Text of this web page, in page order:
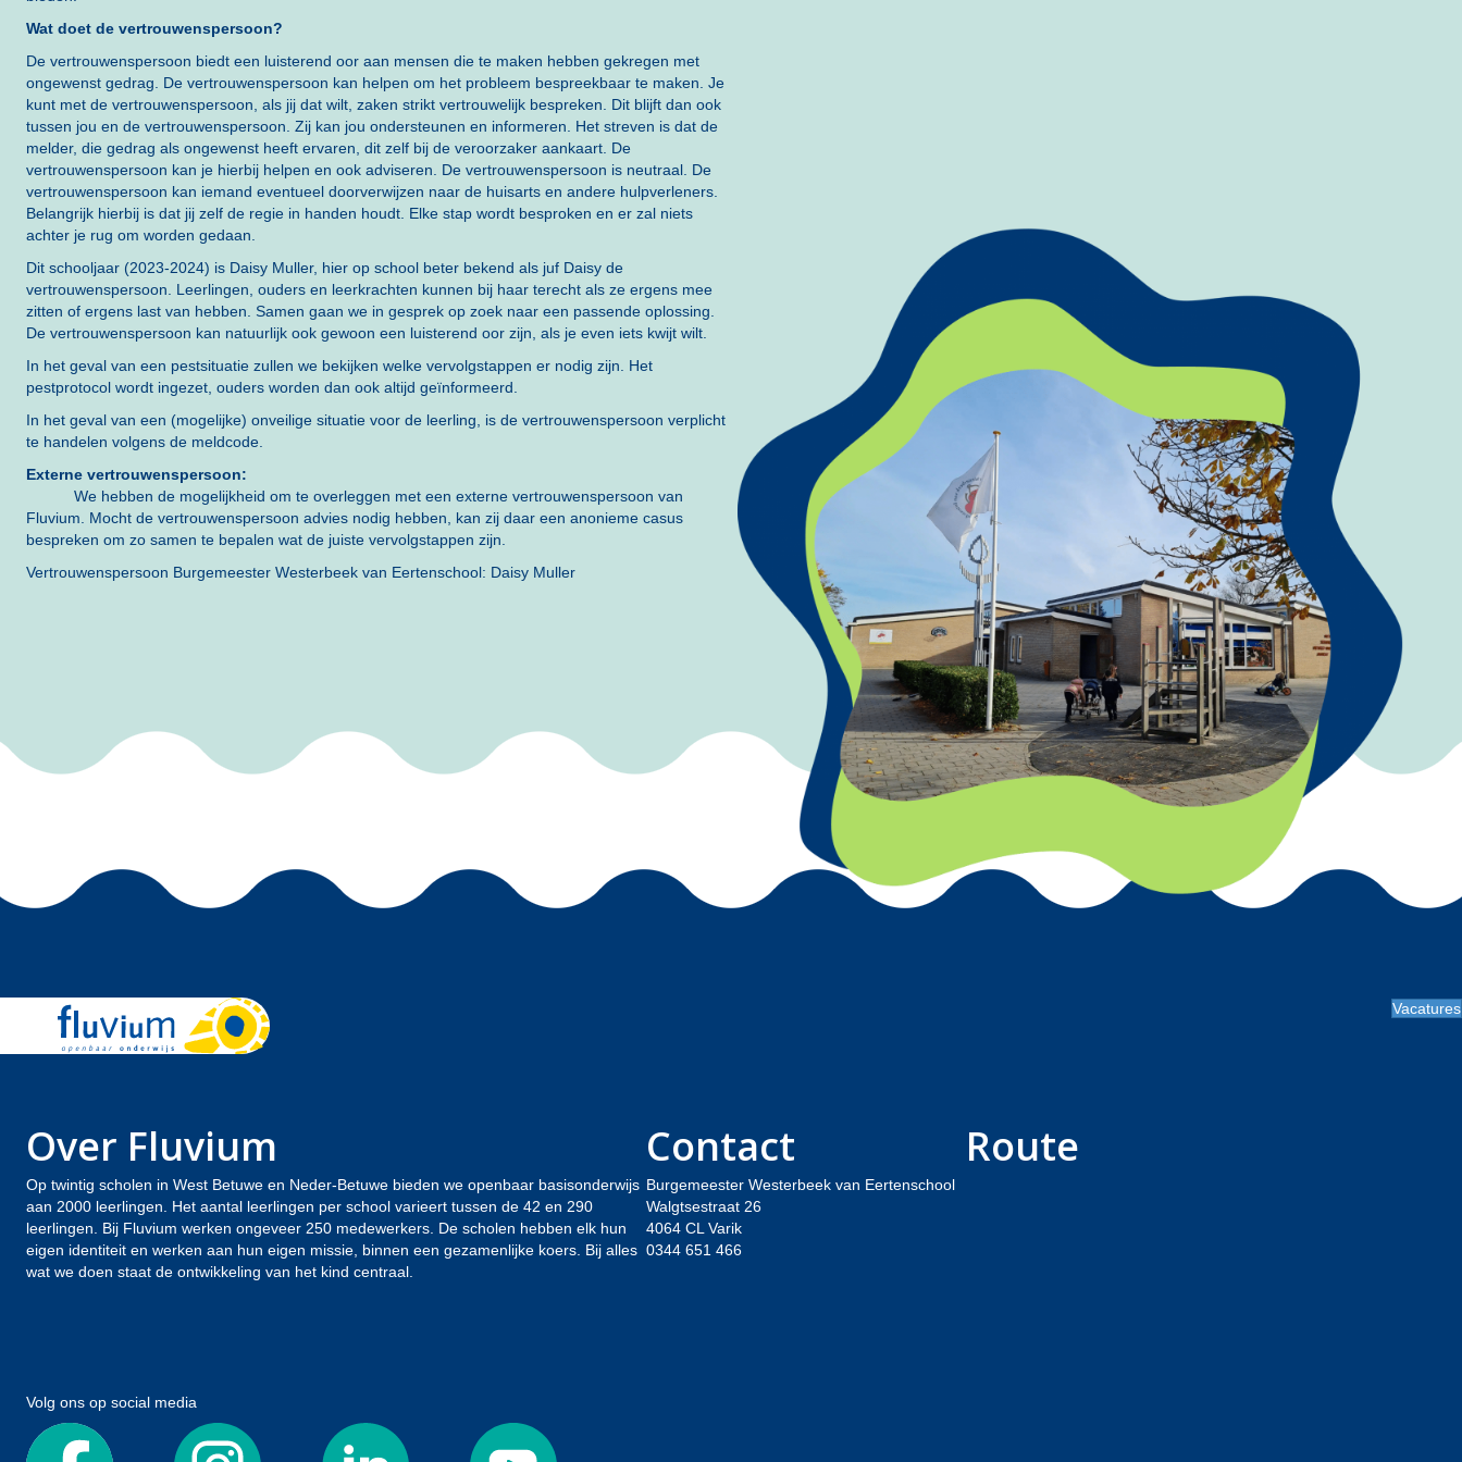
Wat doet de vertrouwenspersoon?
De vertrouwenspersoon biedt een luisterend oor aan mensen die te maken hebben gekregen met
ongewenst gedrag. De vertrouwenspersoon kan helpen om het probleem bespreekbaar te maken. Je
kunt met de vertrouwenspersoon, als jij dat wilt, zaken strikt vertrouwelijk bespreken. Dit blijft dan ook
tussen jou en de vertrouwenspersoon. Zij kan jou ondersteunen en informeren. Het streven is dat de
melder, die gedrag als ongewenst heeft ervaren, dit zelf bij de veroorzaker aankaart. De
vertrouwenspersoon kan je hierbij helpen en ook adviseren. De vertrouwenspersoon is neutraal. De
vertrouwenspersoon kan iemand eventueel doorverwijzen naar de huisarts en andere hulpverleners.
Belangrijk hierbij is dat jij zelf de regie in handen houdt. Elke stap wordt besproken en er zal niets
achter je rug om worden gedaan.
Dit schooljaar (2023-2024) is Daisy Muller, hier op school beter bekend als juf Daisy de
vertrouwenspersoon. Leerlingen, ouders en leerkrachten kunnen bij haar terecht als ze ergens mee
zitten of ergens last van hebben. Samen gaan we in gesprek op zoek naar een passende oplossing.
De vertrouwenspersoon kan natuurlijk ook gewoon een luisterend oor zijn, als je even iets kwijt wilt.
In het geval van een pestsituatie zullen we bekijken welke vervolgstappen er nodig zijn. Het
pestprotocol wordt ingezet, ouders worden dan ook altijd geïnformeerd.
In het geval van een (mogelijke) onveilige situatie voor de leerling, is de vertrouwenspersoon verplicht
te handelen volgens de meldcode.
Externe vertrouwenspersoon:
We hebben de mogelijkheid om te overleggen met een externe vertrouwenspersoon van
Fluvium. Mocht de vertrouwenspersoon advies nodig hebben, kan zij daar een anonieme casus
bespreken om zo samen te bepalen wat de juiste vervolgstappen zijn.
Vertrouwenspersoon Burgemeester Westerbeek van Eertenschool: Daisy Muller
Vacatures
Over Fluvium
Op twintig scholen in West Betuwe en Neder-Betuwe bieden we openbaar basisonderwijs
aan 2000 leerlingen. Het aantal leerlingen per school varieert tussen de 42 en 290
leerlingen. Bij Fluvium werken ongeveer 250 medewerkers. De scholen hebben elk hun
eigen identiteit en werken aan hun eigen missie, binnen een gezamenlijke koers. Bij alles
wat we doen staat de ontwikkeling van het kind centraal.
Contact
Burgemeester Westerbeek van Eertenschool
Walgtsestraat 26
4064 CL Varik
0344 651 466
Route
Volg ons op social media